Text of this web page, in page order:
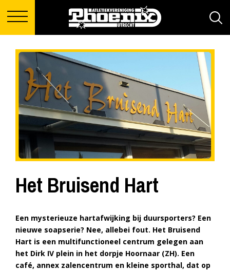
Het Bruisend Hart
Een mysterieuze hartafwijking bij duursporters? Een
nieuwe soapserie? Nee, allebei fout. Het Bruisend
Hart is een multifunctioneel centrum gelegen aan
het Dirk IV plein in het dorpje Hoornaar (ZH). Een
café, annex zalencentrum en kleine sporthal, dat op